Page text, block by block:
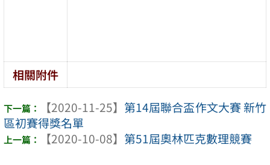
相關附件
【2020-11-25】 第14屆聯合盃作文大賽 新竹
區初賽得獎名單
【2020-10-08】 第51屆奧林匹克數理競賽